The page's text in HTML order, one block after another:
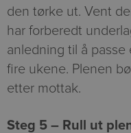
den tørke ut. Vent
har forberedt
anledning til å
fire ukene. Plenen
etter mottak.
Steg 5 – Rull ut